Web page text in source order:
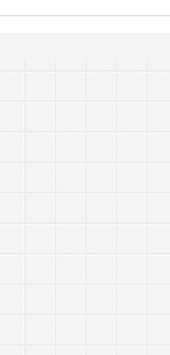
为我们的视频是原创的。所以搬运